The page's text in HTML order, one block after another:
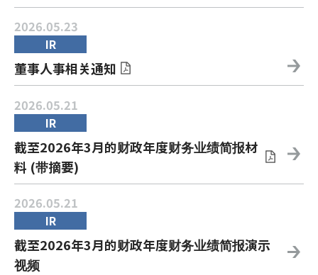
IR
2026.05.23
董事人事相关通知
IR
2026.05.21
截至2026年3月的财政年度财务业绩简报材
料 (带摘要)
IR
2026.05.21
截至2026年3月的财政年度财务业绩简报演示
视频